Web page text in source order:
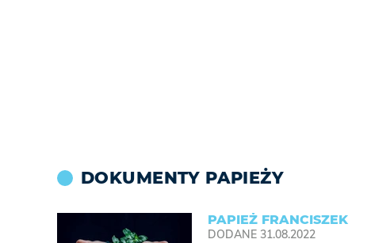
DOKUMENTY PAPIEŻY
PAPIEŻ FRANCISZEK
DODANE 31.08.2022